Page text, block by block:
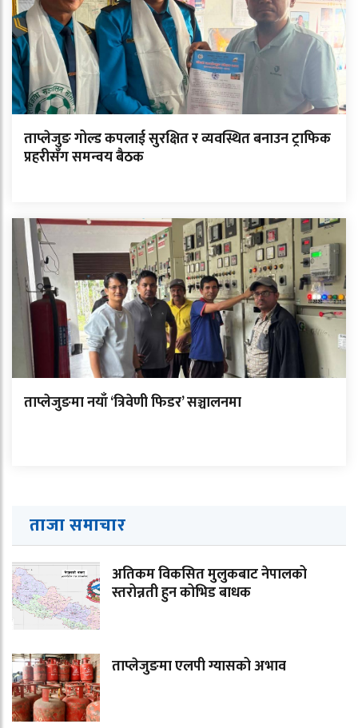
ताप्लेजुङ गोल्ड कपलाई सुरक्षित र व्यवस्थित बनाउन ट्राफिक
प्रहरीसँग समन्वय बैठक
ताप्लेजुङमा नयाँ ‘त्रिवेणी फिडर’ सञ्चालनमा
ताजा समाचार
अतिकम विकसित मुलुकबाट नेपालको
स्तरोन्नती हुन कोभिड बाधक
ताप्लेजुङमा एलपी ग्यासको अभाव